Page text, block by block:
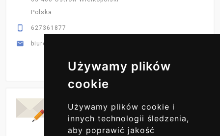
Używamy plików
cookie
Używamy plików cookie i
innych technologii śledzenia,
aby poprawić jakość
Polska
 627361877
 biuro@primex-hurt.pl
Codzienne Aktualizacje
ZAPISZ SIĘ DO NAS